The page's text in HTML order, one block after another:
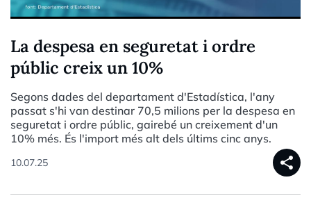
La despesa en seguretat i ordre
públic creix un 10%
Segons dades del departament d'Estadística, l'any
passat s'hi van destinar 70,5 milions per la despesa en
seguretat i ordre públic, gairebé un creixement d'un
10% més. És l'import més alt dels últims cinc anys.
10.07.25 share